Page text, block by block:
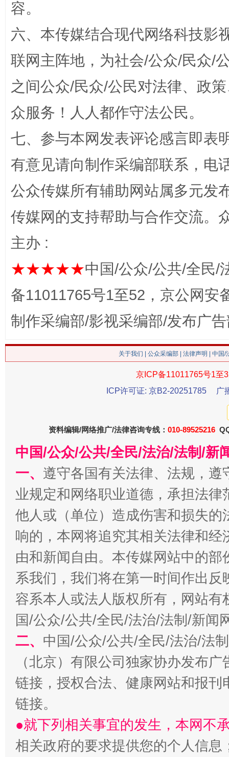
这是一记警钟！ 谢
在谋一域中谋全局
习近平的博鳌关键词
魏明亮
“刷贴”乱象丛生
生
解纷+调解+退费，一次搞定
容。
六、本传媒结合现代网络科技影
联网主阵地，为社会/公众/民众/
之间公众/民众/公民对法律、政
众服务！人人都作守法公民。
七、参与本网发表评论感言即表
有意见请向制作采编部联系，电
公众传媒所有辅助网站属多元发
传媒网的支持帮助与合作交流。
主办 :
★★★★★中国/公众/公共/全民/
备11011765号1至52，京公网安
制作采编部/影视采编部/发布广
关于我们 公众采编部 法律声明 | 中国
京ICP备11011765号1至
ICP许可证: 京B2-20251785
广
资料编辑/网络推广/法律咨询专线： 010-89525216
中国/公众/公共/全民/法治/法制/新
一、 遵守各国有关法律、法规，
业规定和网络职业道德，承担法
他人或（单位）造成伤害和损失
响的，本网将追究其相关法律和
由和新闻自由。本传媒网站中的
系我们，我们将在第一时间作出
容系本人或法人版权所有，网站
国/公众/公共/全民/法治/法制/新闻
二、 中国/公众/公共/全民/法治/法
（北京）有限公司独家协办发布
链接，授权合法、健康网站和报
链接。
●就下列相关事宜的发生，本网不
相关政府的要求提供您的个人信息